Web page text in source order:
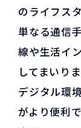
のライフス
単なる通信
線や生活イ
してまいり
デジタル環
がより便利